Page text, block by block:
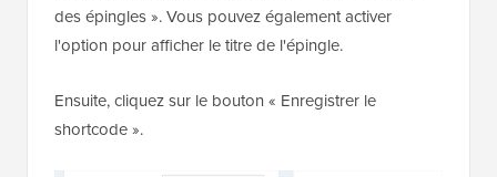
des épingles ». Vous pouvez également activer
l'option pour afficher le titre de l'épingle.
Ensuite, cliquez sur le bouton « Enregistrer le
shortcode ».